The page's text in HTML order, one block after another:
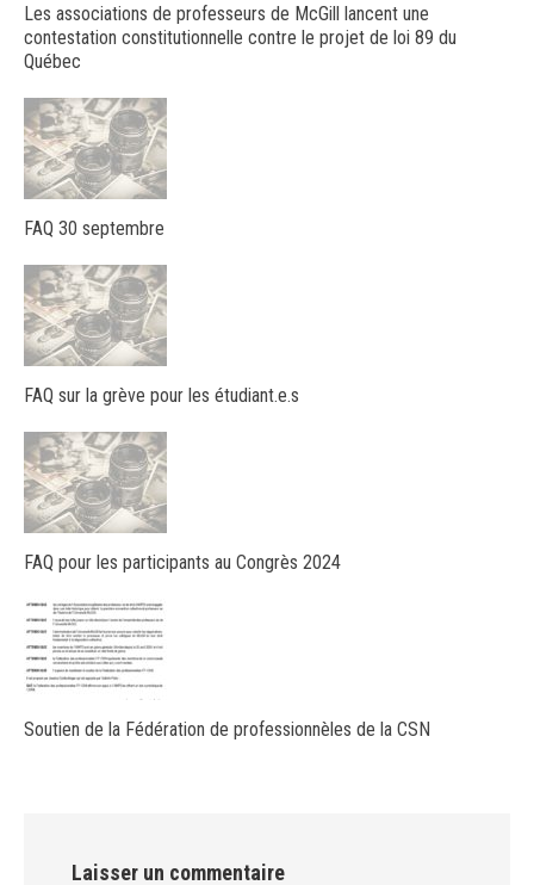
Les associations de professeurs de McGill lancent une
contestation constitutionnelle contre le projet de loi 89 du
Québec
FAQ 30 septembre
FAQ sur la grève pour les étudiant.e.s
FAQ pour les participants au Congrès 2024
Soutien de la Fédération de professionnèles de la CSN
Laisser un commentaire